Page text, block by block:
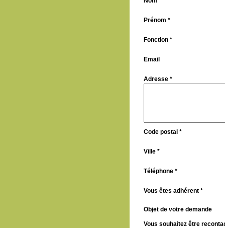
Prénom *
Fonction *
Email
Adresse *
Code postal *
Ville *
Téléphone *
Vous êtes adhérent *
Objet de votre demande
Vous souhaitez être